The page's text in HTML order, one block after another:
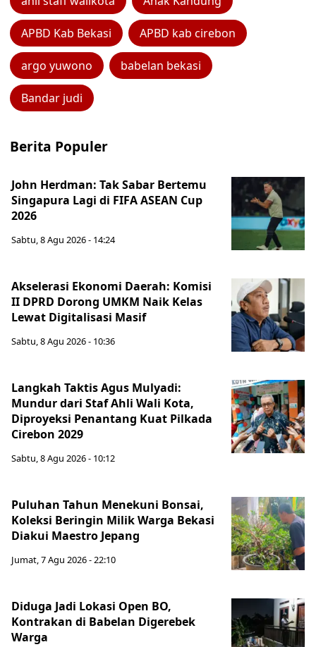
APBD Kab Bekasi APBD kab cirebon
argo yuwono babelan bekasi
Bandar judi
Berita Populer
John Herdman: Tak Sabar Bertemu
Singapura Lagi di FIFA ASEAN Cup
2026
Sabtu, 8 Agu 2026 - 14:24
Akselerasi Ekonomi Daerah: Komisi
II DPRD Dorong UMKM Naik Kelas
Lewat Digitalisasi Masif
Sabtu, 8 Agu 2026 - 10:36
Langkah Taktis Agus Mulyadi:
Mundur dari Staf Ahli Wali Kota,
Diproyeksi Penantang Kuat Pilkada
Cirebon 2029
Sabtu, 8 Agu 2026 - 10:12
Puluhan Tahun Menekuni Bonsai,
Koleksi Beringin Milik Warga Bekasi
Diakui Maestro Jepang
Jumat, 7 Agu 2026 - 22:10
Diduga Jadi Lokasi Open BO,
Kontrakan di Babelan Digerebek
Warga